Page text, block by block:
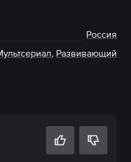
Россия
, Развивающий